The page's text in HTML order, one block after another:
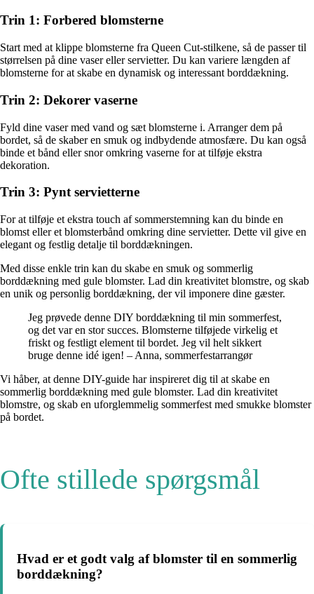
Trin 1: Forbered blomsterne
Start med at klippe blomsterne fra Queen Cut-stilkene, så de passer til
størrelsen på dine vaser eller servietter. Du kan variere længden af
blomsterne for at skabe en dynamisk og interessant borddækning.
Trin 2: Dekorer vaserne
Fyld dine vaser med vand og sæt blomsterne i. Arranger dem på
bordet, så de skaber en smuk og indbydende atmosfære. Du kan også
binde et bånd eller snor omkring vaserne for at tilføje ekstra
dekoration.
Trin 3: Pynt servietterne
For at tilføje et ekstra touch af sommerstemning kan du binde en
blomst eller et blomsterbånd omkring dine servietter. Dette vil give en
elegant og festlig detalje til borddækningen.
Med disse enkle trin kan du skabe en smuk og sommerlig
borddækning med gule blomster. Lad din kreativitet blomstre, og skab
en unik og personlig borddækning, der vil imponere dine gæster.
Jeg prøvede denne DIY borddækning til min sommerfest,
og det var en stor succes. Blomsterne tilføjede virkelig et
friskt og festligt element til bordet. Jeg vil helt sikkert
bruge denne idé igen! – Anna, sommerfestarrangør
Vi håber, at denne DIY-guide har inspireret dig til at skabe en
sommerlig borddækning med gule blomster. Lad din kreativitet
blomstre, og skab en uforglemmelig sommerfest med smukke blomster
på bordet.
Ofte stillede spørgsmål
Hvad er et godt valg af blomster til en sommerlig
borddækning?